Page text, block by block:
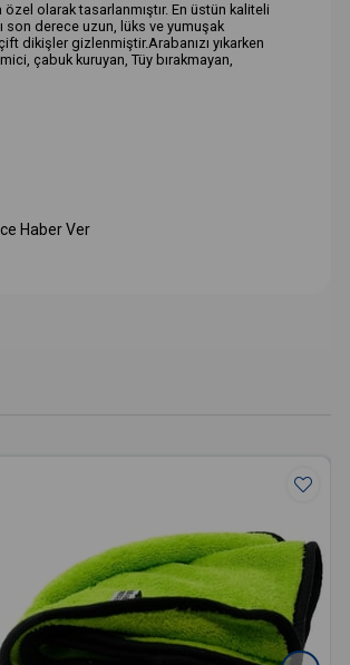
olarak tasarlanmıştır. En üstün kaliteli
son derece uzun, lüks ve yumuşak
dikişler gizlenmiştir.Arabanızı yıkarken
çabuk kuruyan, Tüy bırakmayan,
Haber Ver